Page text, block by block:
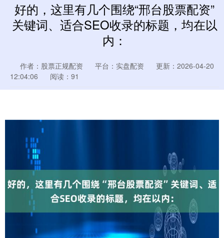
好的，这里有几个围绕“邢台股票配资”
关键词、适合SEO收录的标题，均在以
内：
作者：股票正规配资 平台：实盘配资
更新：2026-04-20
12:04:06
阅读：91